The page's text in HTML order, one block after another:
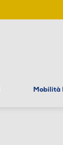
Mobilità